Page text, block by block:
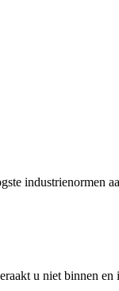
industrienormen
u niet binnen en